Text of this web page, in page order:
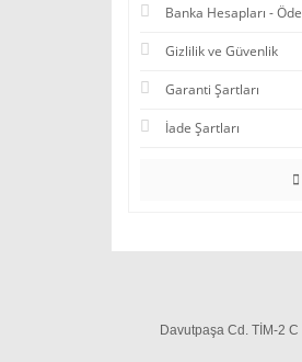
Banka Hesapları -
Gizlilik ve Güvenlik
Garanti Şartları
İade Şartları
Davutpaşa Cd. TİM-2 C